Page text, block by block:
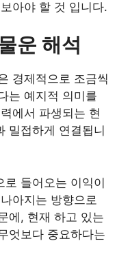
아야 할 것 입니다.
운 해석
경제적으로 조금씩
는 예지적 의미를
에서 파생되는 현
밀접하게 연결됩니
로 들어오는 이익이
아지는 방향으로
에, 현재 하고 있는
엇보다 중요하다는